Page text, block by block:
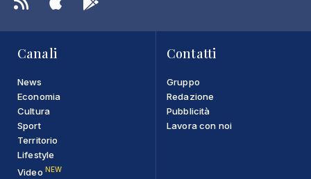
Canali
News
Economia
Cultura
Sport
Territorio
Lifestyle
Video NEW
Contatti
Gruppo
Redazione
Pubblicità
Lavora con noi